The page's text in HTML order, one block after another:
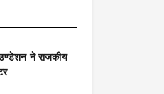
ने राजकीय